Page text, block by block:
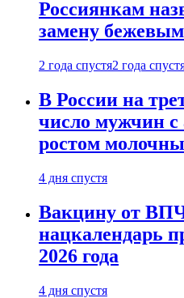
Россиянкам
замену
2 года спустя2 года
В России на
число мужчин
ростом
4 дня спустя
Вакцину от
нацкалендарь
2026 года
4 дня спустя